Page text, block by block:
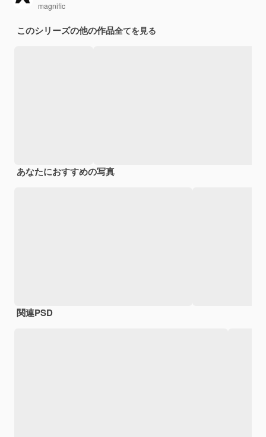
magnific
このシリーズの他の作品全てを見る
あなたにおすすめの写真
関連PSD